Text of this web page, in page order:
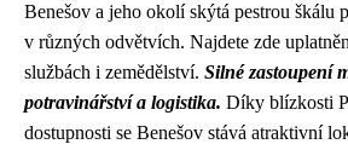
Benešov a jeho okolí skýtá pestrou škálu
v různých odvětvích. Najdete zde
službách i zemědělství. Silné zastoupení
potravinářství a logistika. Díky blízkosti
dostupnosti se Benešov stává atraktivní